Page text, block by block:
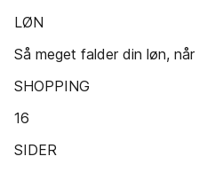
LØN
Så meget falder din løn,
SHOPPING
16
SIDER